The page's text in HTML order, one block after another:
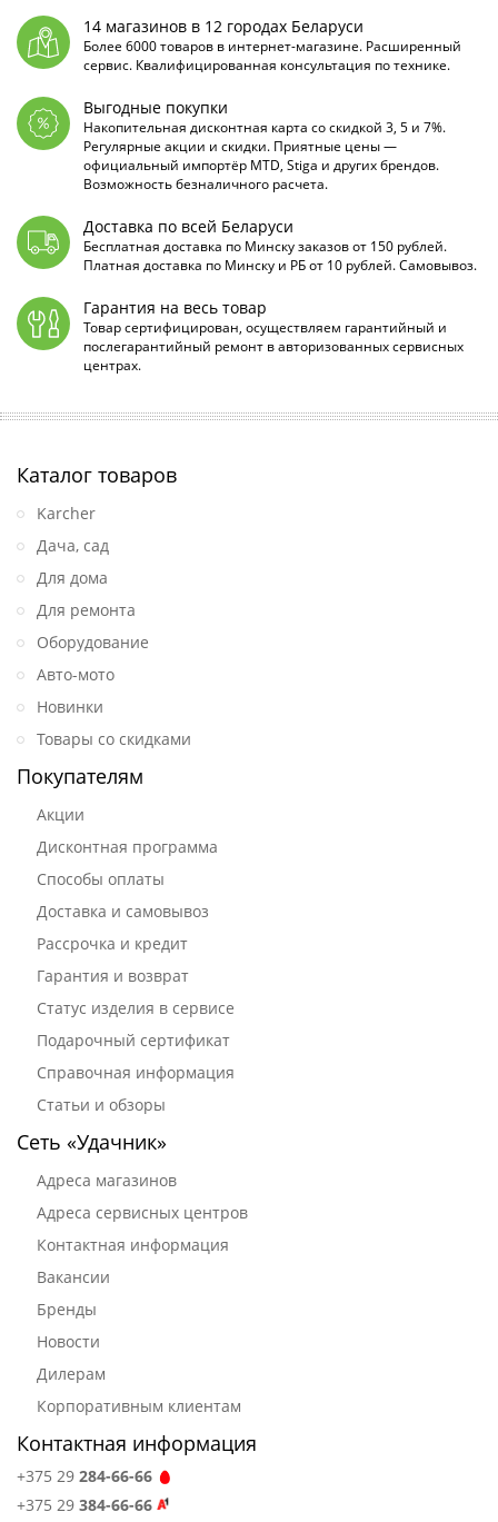
14 магазинов в 12 городах Беларуси
Более 6000 товаров в интернет-магазине. Расширенный
сервис. Квалифицированная консультация по технике.
Выгодные покупки
Накопительная дисконтная карта со скидкой 3, 5 и 7%.
Регулярные акции и скидки. Приятные цены —
официальный импортёр MTD, Stiga и других брендов.
Возможность безналичного расчета.
Доставка по всей Беларуси
Бесплатная доставка по Минску заказов от 150 рублей.
Платная доставка по Минску и РБ от 10 рублей. Самовывоз.
Гарантия на весь товар
Товар сертифицирован, осуществляем гарантийный и
послегарантийный ремонт в авторизованных сервисных
центрах.
Каталог товаров
Karcher
Дача, сад
Для дома
Для ремонта
Оборудование
Авто-мото
Новинки
Товары со скидками
Покупателям
Акции
Дисконтная программа
Способы оплаты
Доставка и самовывоз
Рассрочка и кредит
Гарантия и возврат
Статус изделия в сервисе
Подарочный сертификат
Справочная информация
Статьи и обзоры
Сеть «Удачник»
Адреса магазинов
Адреса сервисных центров
Контактная информация
Вакансии
Бренды
Новости
Дилерам
Корпоративным клиентам
Контактная информация
+375 29 284-66-66
+375 29 384-66-66